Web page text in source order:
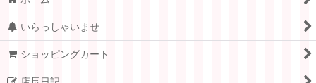
いらっしゃいませ
ショッピングカート